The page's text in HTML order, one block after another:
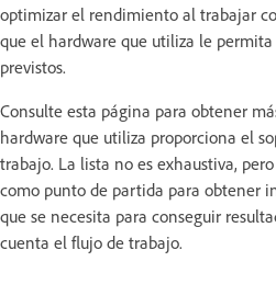
optimizar el rendimiento al trabajar
que el hardware que utiliza le
previstos.
Consulte esta página para obtener
hardware que utiliza proporciona el
trabajo. La lista no es exhaustiva,
como punto de partida para obtener
que se necesita para conseguir
cuenta el flujo de trabajo.